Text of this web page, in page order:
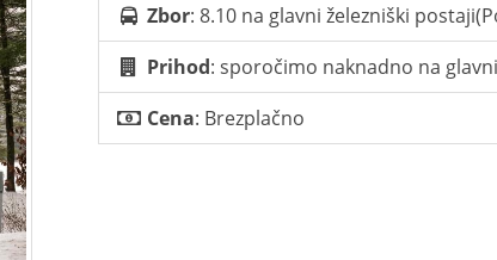
Zbor: 8.10 na glavni železniški
Prihod: sporočimo naknadno na
Cena: Brezplačno